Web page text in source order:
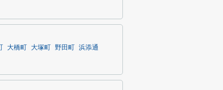
大橋町 大塚町 野田町
浜添通